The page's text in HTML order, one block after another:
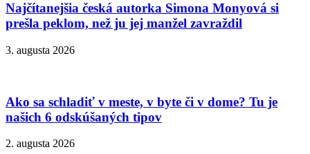
Najčítanejšia česká autorka Simona Monyová si
prešla peklom, než ju jej manžel zavraždil
3. augusta 2026
Ako sa schladiť v meste, v byte či v dome? Tu je
našich 6 odskúšaných tipov
2. augusta 2026